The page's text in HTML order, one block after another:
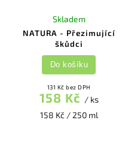
NATURA - Přezimující
škůdci
Skladem
131 Kč bez DPH
158 Kč / ks
158 Kč / 250 ml
Do košíku